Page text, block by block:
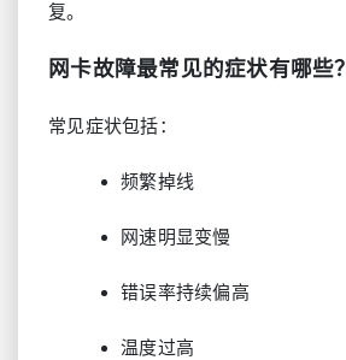
复。
网卡故障最常见的症状有哪些？
常见症状包括：
频繁掉线
网速明显变慢
错误率持续偏高
温度过高